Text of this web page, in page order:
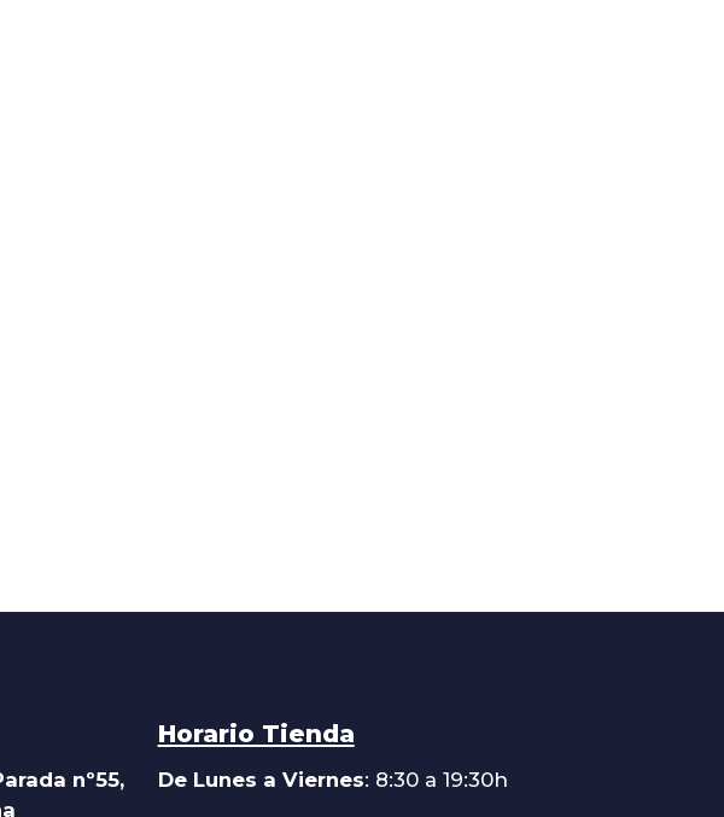
nº55,
Horario Tienda
De Lunes a Viernes: 8:30 a 19:30h